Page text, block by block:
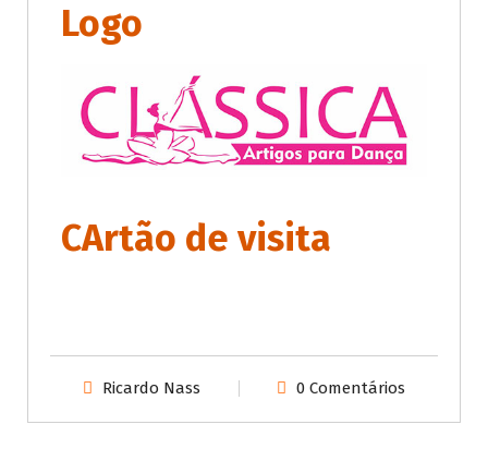
Logo
CArtão de visita
Ricardo Nass 0 Comentários